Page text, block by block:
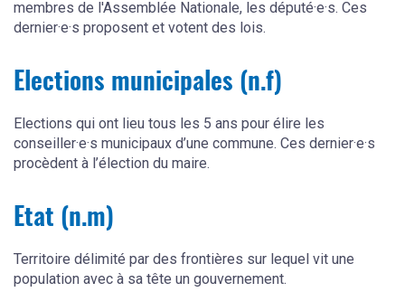
membres de l'Assemblée Nationale, les député·e·s. Ces
dernier·e·s proposent et votent des lois.
Elections municipales (n.f)
Elections qui ont lieu tous les 5 ans pour élire les
conseiller·e·s municipaux d’une commune. Ces dernier·e·s
procèdent à l’élection du maire.
Etat (n.m)
Territoire délimité par des frontières sur lequel vit une
population avec à sa tête un gouvernement.